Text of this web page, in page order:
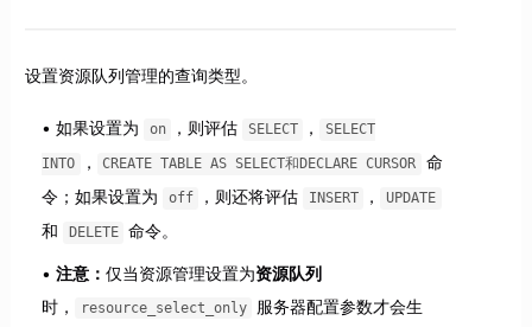
设置资源队列管理的查询类型。
如果设置为 on ，则评估 SELECT ， SELECT
INTO ， CREATE TABLE AS SELECT和DECLARE CURSOR
命
令；如果设置为
off ，则还将评估 INSERT ， UPDATE
和 DELETE 命令。
注意： 仅当资源管理设置为资源队列
时，
resource_select_only
服务器配置参数才会生